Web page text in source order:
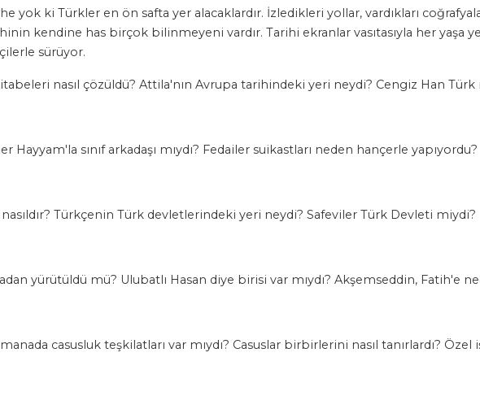
yok ki Türkler en ön safta yer alacaklardır. İzledikleri yollar, vardıkları
kendine has birçok bilinmeyeni vardır. Tarihi ekranlar vasıtasıyla her yaşa
sürüyor.
nasıl çözüldü? Attila'nın Avrupa tarihindeki yeri neydi? Cengiz Han Türk
sınıf arkadaşı mıydı? Fedailer suikastları neden hançerle yapıyordu?
Türkçenin Türk devletlerindeki yeri neydi? Safeviler Türk Devleti miydi?
yürütüldü mü? Ulubatlı Hasan diye birisi var mıydı? Akşemseddin, Fatih'e
casusluk teşkilatları var mıydı? Casuslar birbirlerini nasıl tanırlardı?